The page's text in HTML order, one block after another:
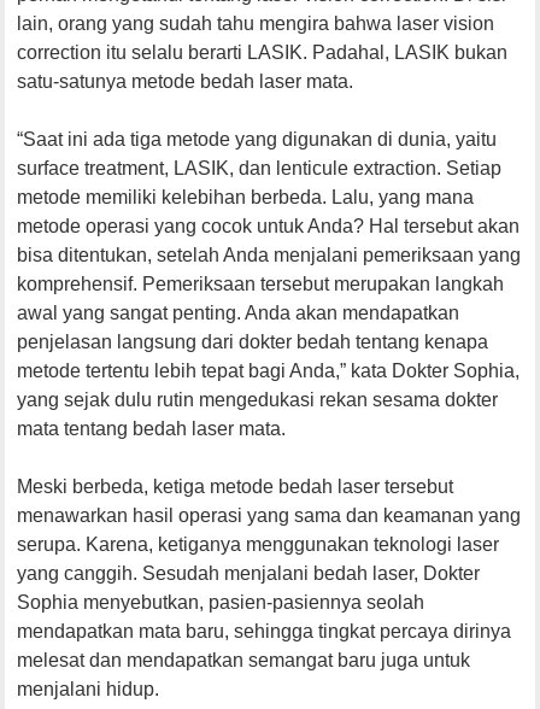
lain, orang yang sudah tahu mengira bahwa laser vision
correction itu selalu berarti LASIK. Padahal, LASIK bukan
satu-satunya metode bedah laser mata.
“Saat ini ada tiga metode yang digunakan di dunia, yaitu
surface treatment, LASIK, dan lenticule extraction. Setiap
metode memiliki kelebihan berbeda. Lalu, yang mana
metode operasi yang cocok untuk Anda? Hal tersebut akan
bisa ditentukan, setelah Anda menjalani pemeriksaan yang
komprehensif. Pemeriksaan tersebut merupakan langkah
awal yang sangat penting. Anda akan mendapatkan
penjelasan langsung dari dokter bedah tentang kenapa
metode tertentu lebih tepat bagi Anda,” kata Dokter Sophia,
yang sejak dulu rutin mengedukasi rekan sesama dokter
mata tentang bedah laser mata.
Meski berbeda, ketiga metode bedah laser tersebut
menawarkan hasil operasi yang sama dan keamanan yang
serupa. Karena, ketiganya menggunakan teknologi laser
yang canggih. Sesudah menjalani bedah laser, Dokter
Sophia menyebutkan, pasien-pasiennya seolah
mendapatkan mata baru, sehingga tingkat percaya dirinya
melesat dan mendapatkan semangat baru juga untuk
menjalani hidup.